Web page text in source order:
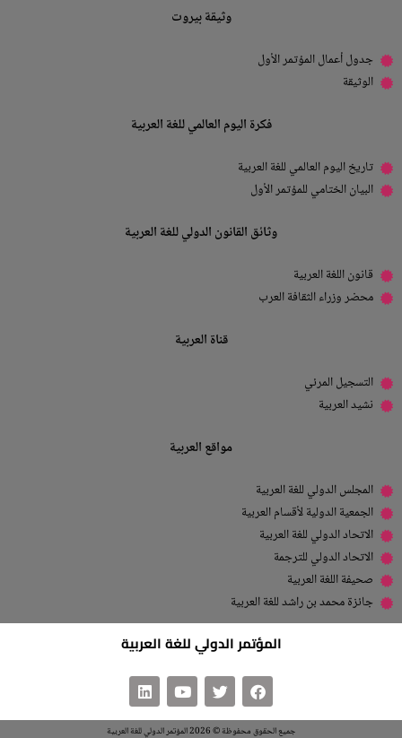
وثيقة بيروت
جدول أعمال المؤتمر الأول
الوثيقة
فكرة اليوم العالمي للغة العربية
تاريخ اليوم العالمي للغة العربية
البيان الختامي للمؤتمر الأول
وثائق القانون الدولي للغة العربية
قانون اللغة العربية
محضر وزراء الثقافة العرب
قناة العربية
التسجيل المرئي
نشيد العربية
مواقع العربية
المجلس الدولي للغة العربية
الجمعية الدولية لأقسام العربية
الاتحاد الدولي للغة العربية
الاتحاد الدولي للترجمة
صحيفة اللغة العربية
جائزة محمد بن راشد للغة العربية
المؤتمر الدولي للغة العربية
جميع الحقوق محفوظة © 2026 المؤتمر الدولي للغة العربية